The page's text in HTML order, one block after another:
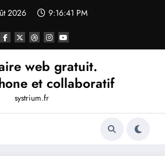
2026 9:16:42 PM
web gratuit.
et collaboratif
systrium.fr